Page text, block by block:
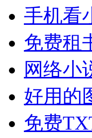
手机看
免费租
网络小
好用的
免费